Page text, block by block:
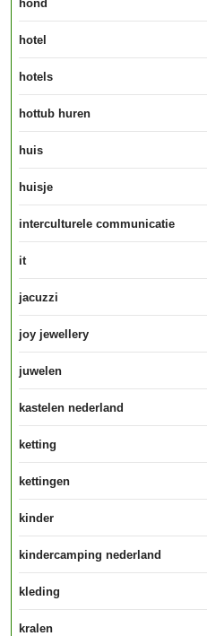
hond
hotel
hotels
hottub huren
huis
huisje
interculturele communicatie
it
jacuzzi
joy jewellery
juwelen
kastelen nederland
ketting
kettingen
kinder
kindercamping nederland
kleding
kralen